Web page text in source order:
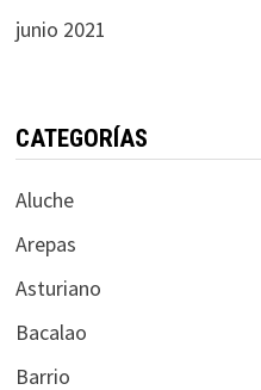
junio 2021
CATEGORÍAS
Aluche
Arepas
Asturiano
Bacalao
Barrio